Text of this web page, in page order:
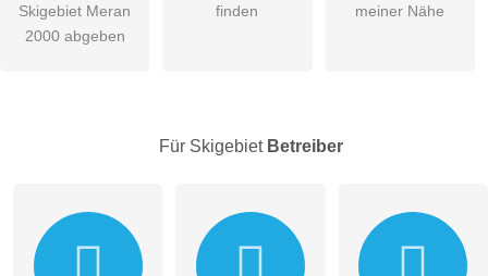
DieDatenschutzerklärung habe ich zur Kenntnis genommen.
.
Skigebiet Meran
2000 abgeben
finden
meiner Nähe
Für Skigebiet Betreiber